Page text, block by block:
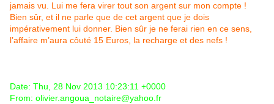
jamais vu. Lui me fera virer tout son argent sur mon compte !
Bien sûr, et il ne parle que de cet argent que je dois
impérativement lui donner. Bien sûr je ne ferai rien en ce sens,
l’affaire m’aura côuté 15 Euros, la recharge et des nefs !
Date: Thu, 28 Nov 2013 10:23:11 +0000
From: olivier.angoua_notaire@yahoo.fr